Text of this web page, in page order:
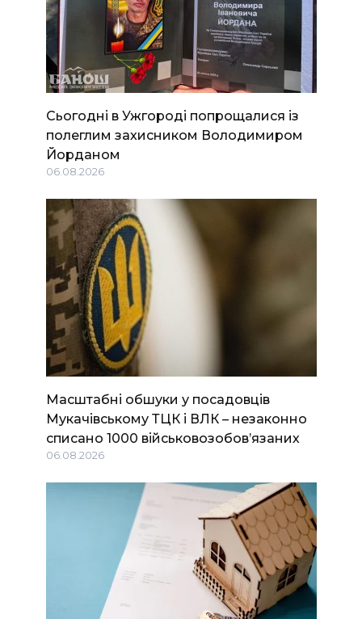
Сьогодні в Ужгороді попрощалися із
полеглим захисником Володимиром
Йорданом
06.08.2026
Масштабні обшуки у посадовців
Мукачівському ТЦК і ВЛК – незаконно
списано 1000 військовозобов’язаних
06.08.2026